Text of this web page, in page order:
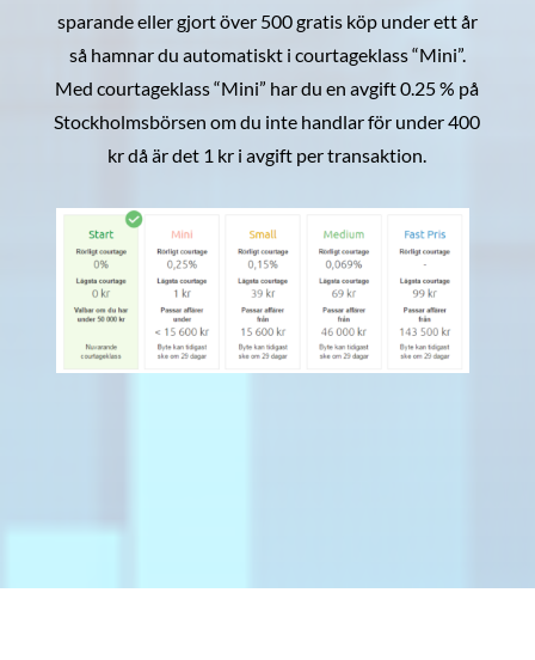
sparande eller gjort över 500 gratis köp under ett år
så hamnar du automatiskt i courtageklass “Mini”.
Med courtageklass “Mini” har du en avgift 0.25 % på
Stockholmsbörsen om du inte handlar för under 400
kr då är det 1 kr i avgift per transaktion.